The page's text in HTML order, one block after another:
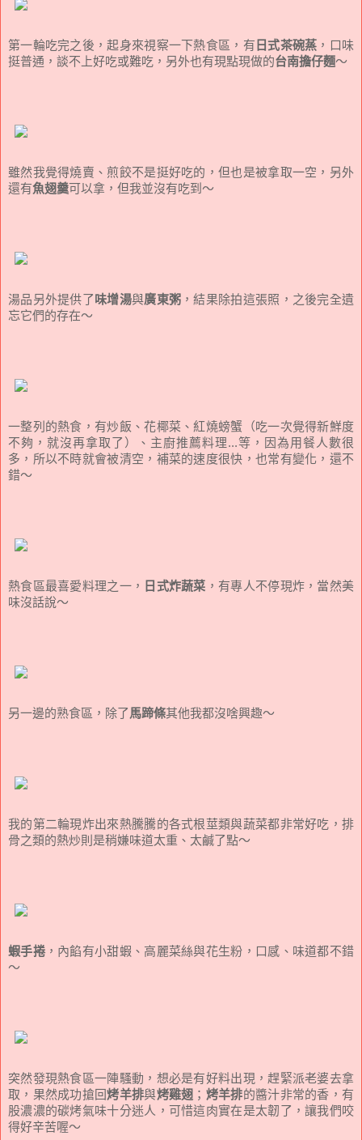
第一輪吃完之後，起身來視察一下熱食區，有 日式茶碗蒸 ，口味
挺普通，談不上好吃或難吃，另外也有現點現做的台南擔仔麵～
雖然我覺得燒賣、煎餃不是挺好吃的，但也是被拿取一空，另外
還有魚翅羹可以拿，但我並沒有吃到～
湯品另外提供了味增湯與廣東粥 ，結果除拍這張照，之後完全遺
忘它們的存在～
一整列的熱食，有炒飯、花椰菜、紅燒螃蟹（吃一次覺得新鮮度
不夠，就沒再拿取了）、主廚推薦料理...等，因為用餐人數很
多，所以不時就會被清空，補菜的速度很快，也常有變化，還不
錯～
熱食區最喜愛料理之一， 日式炸蔬菜 ，有專人不停現炸，當然美
味沒話說～
另一邊的熟食區，除了 馬蹄條其他我都沒啥興趣～
我的第二輪現炸出來熱騰騰的各式根莖類與蔬菜都非常好吃，排
骨之類的熱炒則是稍嫌味道太重、太鹹了點～
蝦手捲，內餡有小甜蝦、高麗菜絲與花生粉，口感、味道都不錯
～
突然發現熱食區一陣騷動，想必是有好料出現，趕緊派老婆去拿
取，果然成功搶回烤羊排與烤雞翅 ； 烤羊排的醬汁非常的香，有
股濃濃的碳烤氣味十分迷人，可惜這肉實在是太韌了，讓我們咬
得好辛苦喔～